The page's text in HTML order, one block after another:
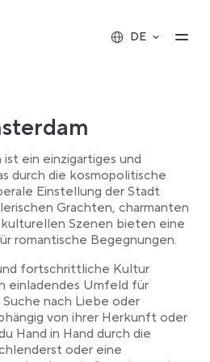
DE
ein einzigartiges und
durch die kosmopolitische
Einstellung der Stadt
Grachten, charmanten
Szenen bieten eine
romantische Begegnungen.
fortschrittliche Kultur
einladendes Umfeld für
nach Liebe oder
von ihrer Herkunft oder
Hand in Hand durch die
oder eine